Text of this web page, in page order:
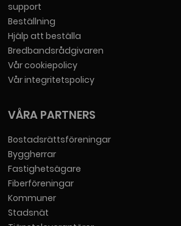
support
Beställning
Hjälp att beställa
Bredbandsrådgivaren
Vår cookiepolicy
Vår integritetspolicy
VÅRA PARTNERS
Bostadsrättsföreningar
Byggherrar
Fastighetsägare
Fiberföreningar
Kommuner
Stadsnät